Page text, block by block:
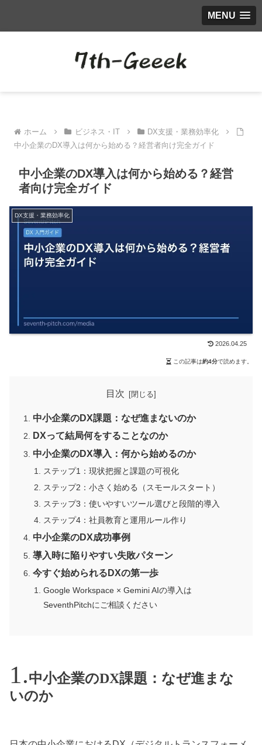
MENU
ホーム ビジネス・IT
DX支援・業務効率化
中小企業のDX導入は何から始める？経営者向け完全ガイド
中小企業のDX導入は何から始める？経営
者向け完全ガイド
DX支援・業務効率化
2026.04.25
この記事は約4分で読めます。
目次
中小企業のDX課題：なぜ進まないのか
DXって結局何をすることなのか
中小企業のDX導入：何から始めるのか
ステップ1：現状把握と課題の可視化
ステップ2：小さく始める（スモールスタート）
ステップ3：使いやすいツール選びと段階的導入
ステップ4：社員教育と運用ルール作り
中小企業のDX成功事例
導入時に陥りやすい失敗パターン
今すぐ始められるDXの第一歩
Google Workspace × Gemini AIの導入は
SeventhPitchにご相談ください
中小企業のDX課題：なぜ進まな
いのか